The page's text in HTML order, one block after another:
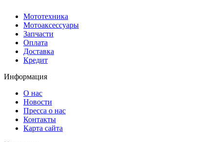
Мототехника
Мотоаксессуары
Запчасти
Оплата
Доставка
Кредит
Информация
О нас
Новости
Пресса о нас
Контакты
Карта сайта